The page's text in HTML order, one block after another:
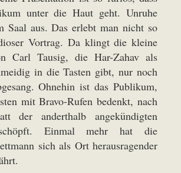
unter die Haut geht. Unruhe
Saal aus. Das erlebt man nicht so
Vortrag. Da klingt die kleine
Carl Tausig, die Har-Zahav als
in die Tasten gibt, nur noch
Ohnehin ist das Publikum,
mit Bravo-Rufen bedenkt, nach
der anderthalb angekündigten
Einmal mehr hat die
sich als Ort herausragender